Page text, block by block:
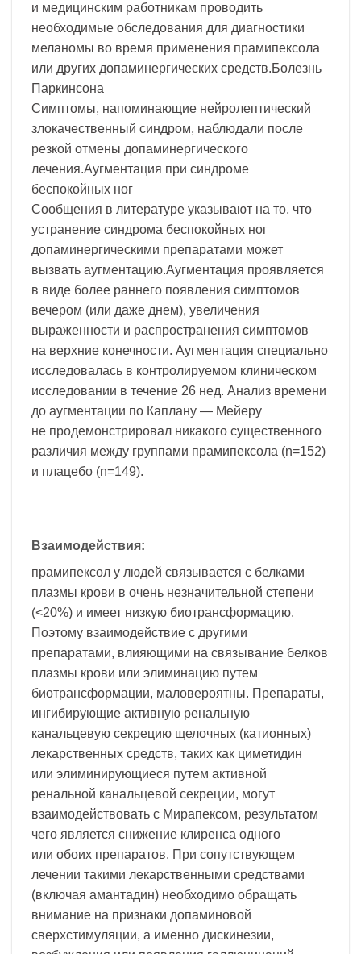
и медицинским работникам проводить
необходимые обследования для диагностики
меланомы во время применения прамипексола
или других допаминергических средств.Болезнь
Паркинсона
Симптомы, напоминающие нейролептический
злокачественный синдром, наблюдали после
резкой отмены допаминергического
лечения.Аугментация при синдроме
беспокойных ног
Сообщения в литературе указывают на то, что
устранение синдрома беспокойных ног
допаминергическими препаратами может
вызвать аугментацию.Аугментация проявляется
в виде более раннего появления симптомов
вечером (или даже днем), увеличения
выраженности и распространения симптомов
на верхние конечности. Аугментация специально
исследовалась в контролируемом клиническом
исследовании в течение 26 нед. Анализ времени
до аугментации по Каплану — Мейеру
не продемонстрировал никакого существенного
различия между группами прамипексола (n=152)
и плацебо (n=149).
Взаимодействия:
прамипексол у людей связывается с белками
плазмы крови в очень незначительной степени
(<20%) и имеет низкую биотрансформацию.
Поэтому взаимодействие с другими
препаратами, влияющими на связывание белков
плазмы крови или элиминацию путем
биотрансформации, маловероятны. Препараты,
ингибирующие активную ренальную
канальцевую секрецию щелочных (катионных)
лекарственных средств, таких как циметидин
или элиминирующиеся путем активной
ренальной канальцевой секреции, могут
взаимодействовать с Мирапексом, результатом
чего является снижение клиренса одного
или обоих препаратов. При сопутствующем
лечении такими лекарственными средствами
(включая амантадин) необходимо обращать
внимание на признаки допаминовой
сверхстимуляции, а именно дискинезии,